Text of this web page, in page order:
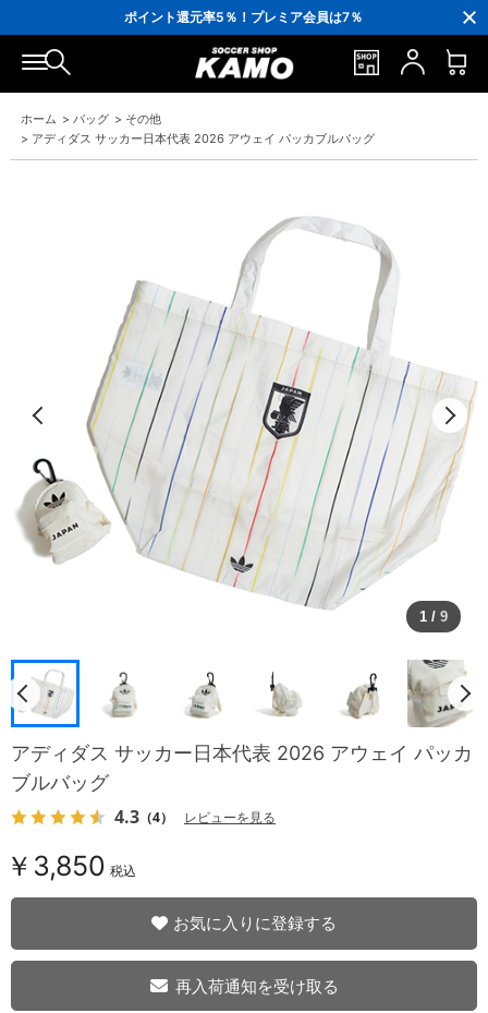
ポイント還元率5％！プレミア会員は7％
会員の方にはお誕生月に「10％OFFクーポン」プレゼント！
16,000円(税込)以上でシューズケースプレゼント！
3,300円(税込)以上で送料無料！
ホーム > バッグ > その他
> アディダス サッカー日本代表 2026 アウェイ パッカブルバッグ
1 / 9
アディダス サッカー日本代表 2026 アウェイ パッカ
ブルバッグ
4.3 （4） レビューを見る
￥3,850 税込
お気に入りに登録する
再入荷通知を受け取る